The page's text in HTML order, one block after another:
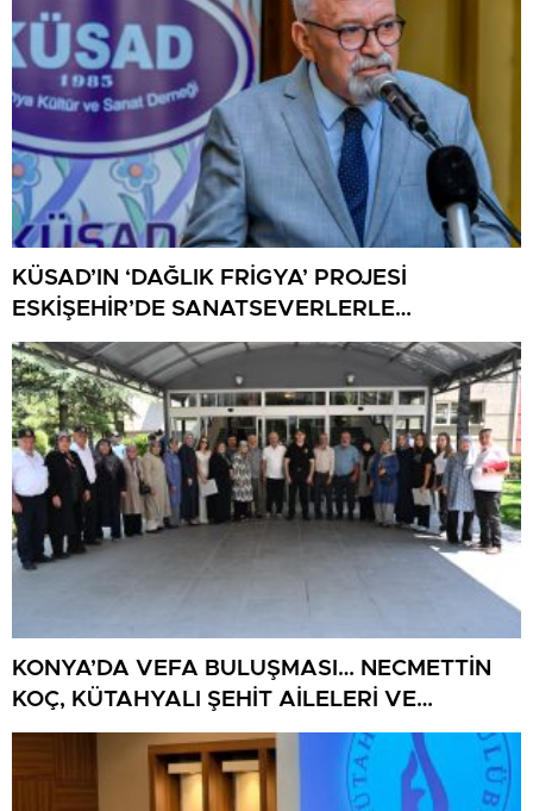
KÜSAD’IN ‘DAĞLIK FRİGYA’ PROJESİ
ESKİŞEHİR’DE SANATSEVERLERLE
BULUŞUYOR
KONYA’DA VEFA BULUŞMASI… NECMETTİN
KOÇ, KÜTAHYALI ŞEHİT AİLELERİ VE
GAZİLERİ AĞIRLADI